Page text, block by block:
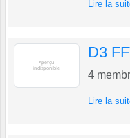
Lire la
D3
4
Lire la